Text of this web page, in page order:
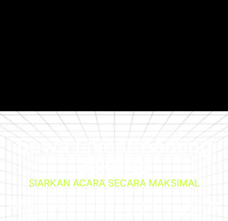
Sewa Livestreaming
SIARKAN ACARA SECARA MAKSIMAL